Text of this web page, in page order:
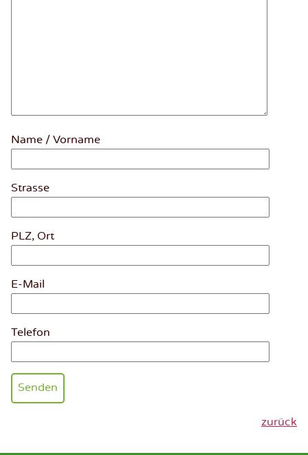
Name / Vorname
Strasse
PLZ, Ort
E-Mail
Telefon
Bitte das Feld leer lassen
zurück